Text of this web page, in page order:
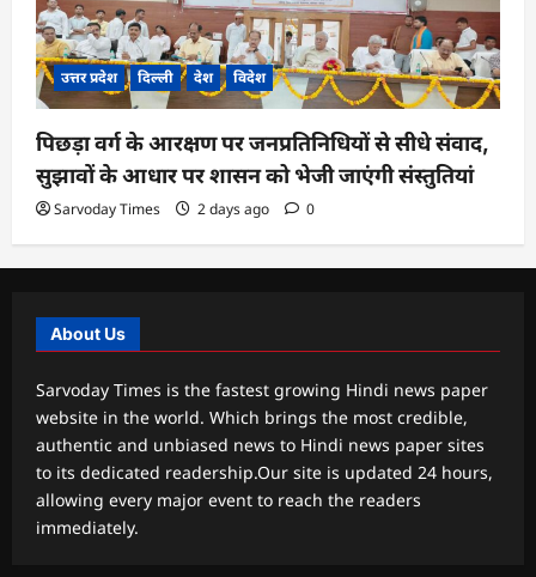
उत्तर प्रदेश दिल्ली देश विदेश
पिछड़ा वर्ग के आरक्षण पर जनप्रतिनिधियों से सीधे संवाद,
सुझावों के आधार पर शासन को भेजी जाएंगी संस्तुतियां
Sarvoday Times 2 days ago 0
About Us
Sarvoday Times is the fastest growing Hindi news paper
website in the world. Which brings the most credible,
authentic and unbiased news to Hindi news paper sites
to its dedicated readership.Our site is updated 24 hours,
allowing every major event to reach the readers
immediately.